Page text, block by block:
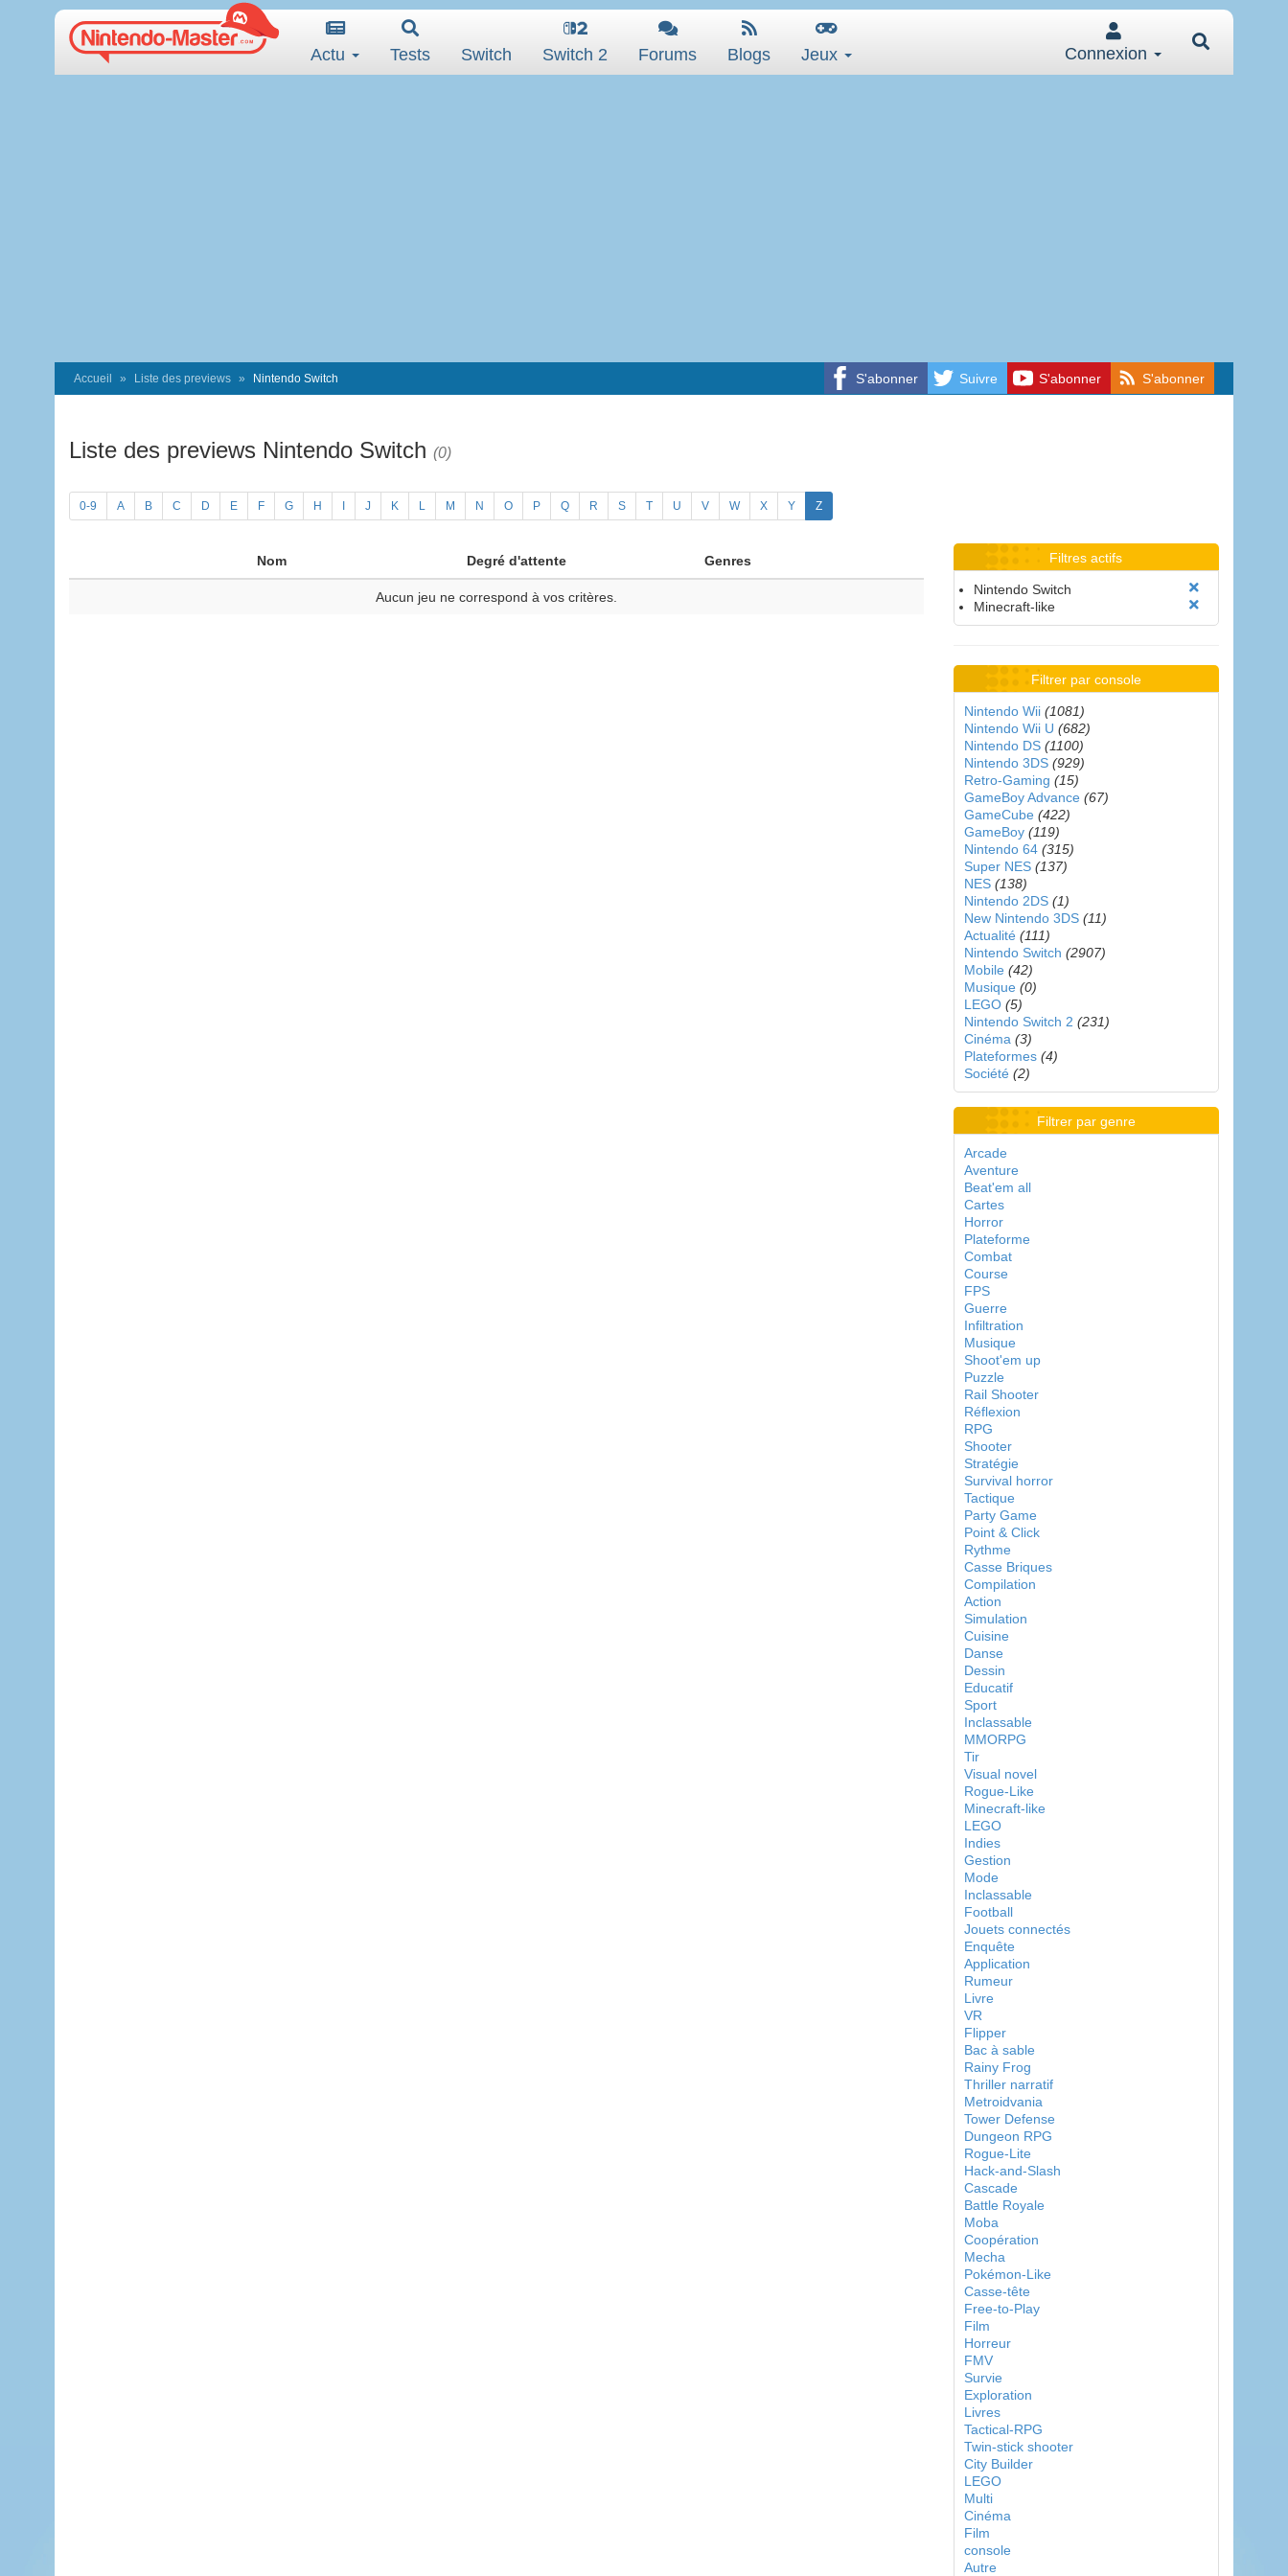
Actu Tests Switch Switch 2 Forums Blogs Jeux Connexion
S'abonner Suivre S'abonner S'abonner
Accueil Liste des previews Nintendo Switch
Liste des previews Nintendo Switch (0)
0-9 A B C D E F G H J K L M N O P Q R S T U V W X Y Z
Nom Degré d'attente Genres
Aucun jeu ne correspond à vos critères.
Filtres actifs
Nintendo Switch
Minecraft-like
Filtrer par console
Nintendo Wii (1081)
Nintendo Wii U (682)
Nintendo DS (1100)
Nintendo 3DS (929)
Retro-Gaming (15)
GameBoy Advance (67)
GameCube (422)
GameBoy (119)
Nintendo 64 (315)
Super NES (137)
NES (138)
Nintendo 2DS (1)
New Nintendo 3DS (11)
Actualité (111)
Nintendo Switch (2907)
Mobile (42)
Musique (0)
LEGO (5)
Nintendo Switch 2 (231)
Cinéma (3)
Plateformes (4)
Société (2)
Filtrer par genre
Arcade
Aventure
Beat'em all
Cartes
Horror
Plateforme
Combat
Course
FPS
Guerre
Infiltration
Musique
Shoot'em up
Puzzle
Rail Shooter
Réflexion
RPG
Shooter
Stratégie
Survival horror
Tactique
Party Game
Point & Click
Rythme
Casse Briques
Compilation
Action
Simulation
Cuisine
Danse
Dessin
Educatif
Sport
Inclassable
MMORPG
Tir
Visual novel
Rogue-Like
Minecraft-like
LEGO
Indies
Gestion
Mode
Inclassable
Football
Jouets connectés
Enquête
Application
Rumeur
Livre
VR
Flipper
Bac à sable
Rainy Frog
Thriller narratif
Metroidvania
Tower Defense
Dungeon RPG
Rogue-Lite
Hack-and-Slash
Cascade
Battle Royale
Moba
Coopération
Mecha
Pokémon-Like
Casse-tête
Free-to-Play
Film
Horreur
FMV
Survie
Exploration
Livres
Tactical-RPG
Twin-stick shooter
City Builder
LEGO
Multi
Cinéma
Film
console
Autre